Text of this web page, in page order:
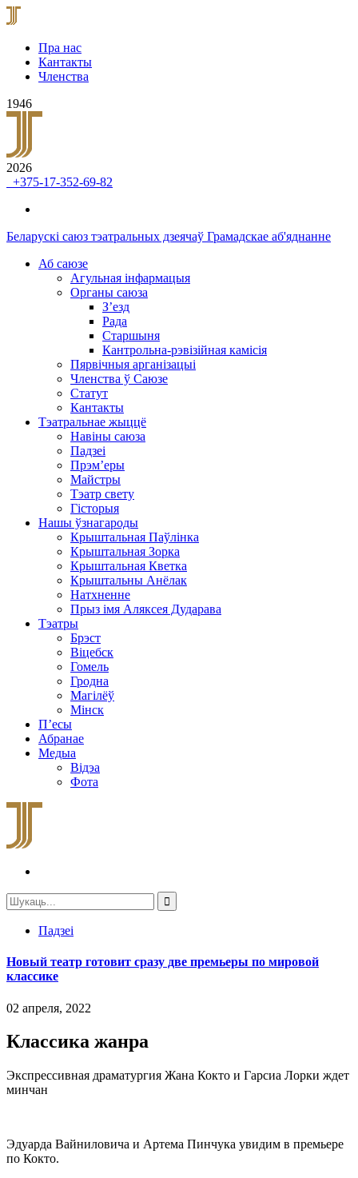
Пра нас
Кантакты
Членства
1946
2026
+375-17-352-69-82
Беларускі саюз тэатральных дзеячаў Грамадскае аб'яднанне
Аб саюзе
Агульная інфармацыя
Органы саюза
З’езд
Рада
Старшыня
Кантрольна-рэвізійная камісія
Пярвічныя арганізацыі
Членства ў Саюзе
Статут
Кантакты
Тэатральнае жыццё
Навіны саюза
Падзеі
Прэм’еры
Майстры
Тэатр свету
Гісторыя
Нашы ўзнагароды
Крыштальная Паўлінка
Крыштальная Зорка
Крыштальная Кветка
Крыштальны Анёлак
Натхненне
Прыз імя Аляксея Дударава
Тэатры
Брэст
Віцебск
Гомель
Гродна
Магілёў
Мінск
П’есы
Абранае
Медыа
Відэа
Фота
Падзеі
Новый театр готовит сразу две премьеры по мировой
классике
02 апреля, 2022
Классика жанра
Экспрессивная драматургия Жана Кокто и Гарсиа Лорки ждет
минчан
Эдуарда Вайниловича и Артема Пинчука увидим в премьере
по Кокто.